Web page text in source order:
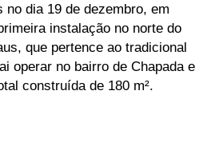
dia 19 de dezembro, em
instalação no norte do
que pertence ao tradicional
operar no bairro de Chapada e
construída de 180 m².